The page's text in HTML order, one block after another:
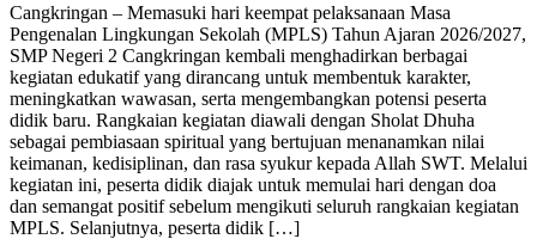
Cangkringan – Memasuki hari keempat pelaksanaan Masa
Pengenalan Lingkungan Sekolah (MPLS) Tahun Ajaran 2026/2027,
SMP Negeri 2 Cangkringan kembali menghadirkan berbagai
kegiatan edukatif yang dirancang untuk membentuk karakter,
meningkatkan wawasan, serta mengembangkan potensi peserta
didik baru. Rangkaian kegiatan diawali dengan Sholat Dhuha
sebagai pembiasaan spiritual yang bertujuan menanamkan nilai
keimanan, kedisiplinan, dan rasa syukur kepada Allah SWT. Melalui
kegiatan ini, peserta didik diajak untuk memulai hari dengan doa
dan semangat positif sebelum mengikuti seluruh rangkaian kegiatan
MPLS. Selanjutnya, peserta didik […]